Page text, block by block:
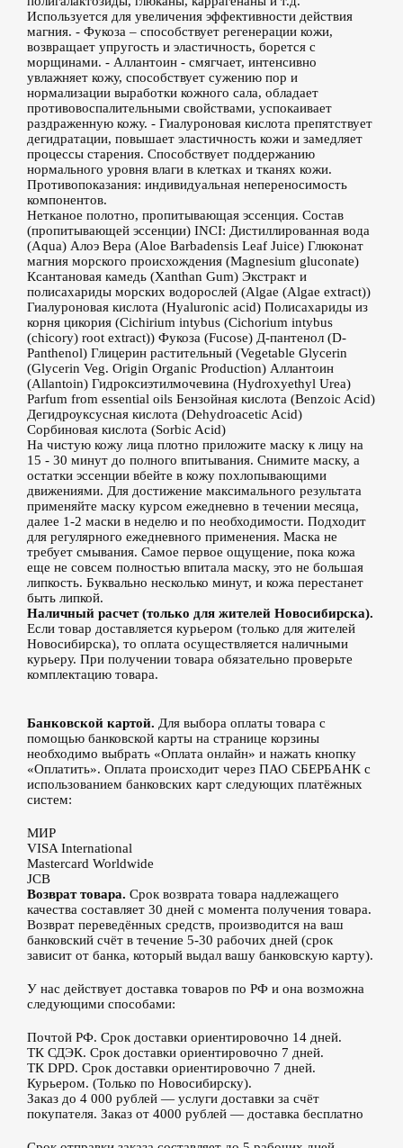
Используется для увеличения эффективности действия
магния. - Фукоза – способствует регенерации кожи,
возвращает упругость и эластичность, борется с
морщинами. - Аллантоин - смягчает, интенсивно
увлажняет кожу, способствует сужению пор и
нормализации выработки кожного сала, обладает
противовоспалительными свойствами, успокаивает
раздраженную кожу. - Гиалуроновая кислота препятствует
дегидратации, повышает эластичность кожи и замедляет
процессы старения. Способствует поддержанию
нормального уровня влаги в клетках и тканях кожи.
Противопоказания: индивидуальная непереносимость
компонентов.
Нетканое полотно, пропитывающая эссенция. Состав
(пропитывающей эссенции) INCI: Дистиллированная вода
(Aqua) Алоэ Вера (Aloe Barbadensis Leaf Juice) Глюконат
магния морского происхождения (Magnesium gluconate)
Ксантановая камедь (Xanthan Gum) Экстракт и
полисахариды морских водорослей (Algae (Algae extract))
Гиалуроновая кислота (Hyaluronic acid) Полисахариды из
корня цикория (Cichirium intybus (Cichorium intybus
(chicory) root extract)) Фукоза (Fucose) Д-пантенол (D-
Panthenol) Глицерин растительный (Vegetable Glycerin
(Glycerin Veg. Origin Organic Production) Аллантоин
(Allantoin) Гидроксиэтилмочевина (Hydroxyethyl Urea)
Parfum from essential oils Бензойная кислота (Benzoic Acid)
Дегидроуксусная кислота (Dehydroacetic Acid)
Сорбиновая кислота (Sorbic Acid)
На чистую кожу лица плотно приложите маску к лицу на
15 - 30 минут до полного впитывания. Снимите маску, а
остатки эссенции вбейте в кожу похлопывающими
движениями. Для достижение максимального результата
применяйте маску курсом ежедневно в течении месяца,
далее 1-2 маски в неделю и по необходимости. Подходит
для регулярного ежедневного применения. Маска не
требует смывания. Самое первое ощущение, пока кожа
еще не совсем полностью впитала маску, это не большая
липкость. Буквально несколько минут, и кожа перестанет
быть липкой.
Наличный расчет (только для жителей Новосибирска).
Если товар доставляется курьером (только для жителей
Новосибирска), то оплата осуществляется наличными
курьеру. При получении товара обязательно проверьте
комплектацию товара.
Банковской картой. Для выбора оплаты товара с
помощью банковской карты на странице корзины
необходимо выбрать «Оплата онлайн» и нажать кнопку
«Оплатить». Оплата происходит через ПАО СБЕРБАНК с
использованием банковских карт следующих платёжных
систем:
МИР
VISA International
Mastercard Worldwide
JCB
Возврат товара. Срок возврата товара надлежащего
качества составляет 30 дней с момента получения товара.
Возврат переведённых средств, производится на ваш
банковский счёт в течение 5-30 рабочих дней (срок
зависит от банка, который выдал вашу банковскую карту).
У нас действует доставка товаров по РФ и она возможна
следующими способами:
Почтой РФ. Срок доставки ориентировочно 14 дней.
ТК СДЭК. Срок доставки ориентировочно 7 дней.
ТК DPD. Срок доставки ориентировочно 7 дней.
Курьером. (Только по Новосибирску).
Заказ до 4 000 рублей — услуги доставки за счёт
покупателя. Заказ от 4000 рублей — доставка бесплатно